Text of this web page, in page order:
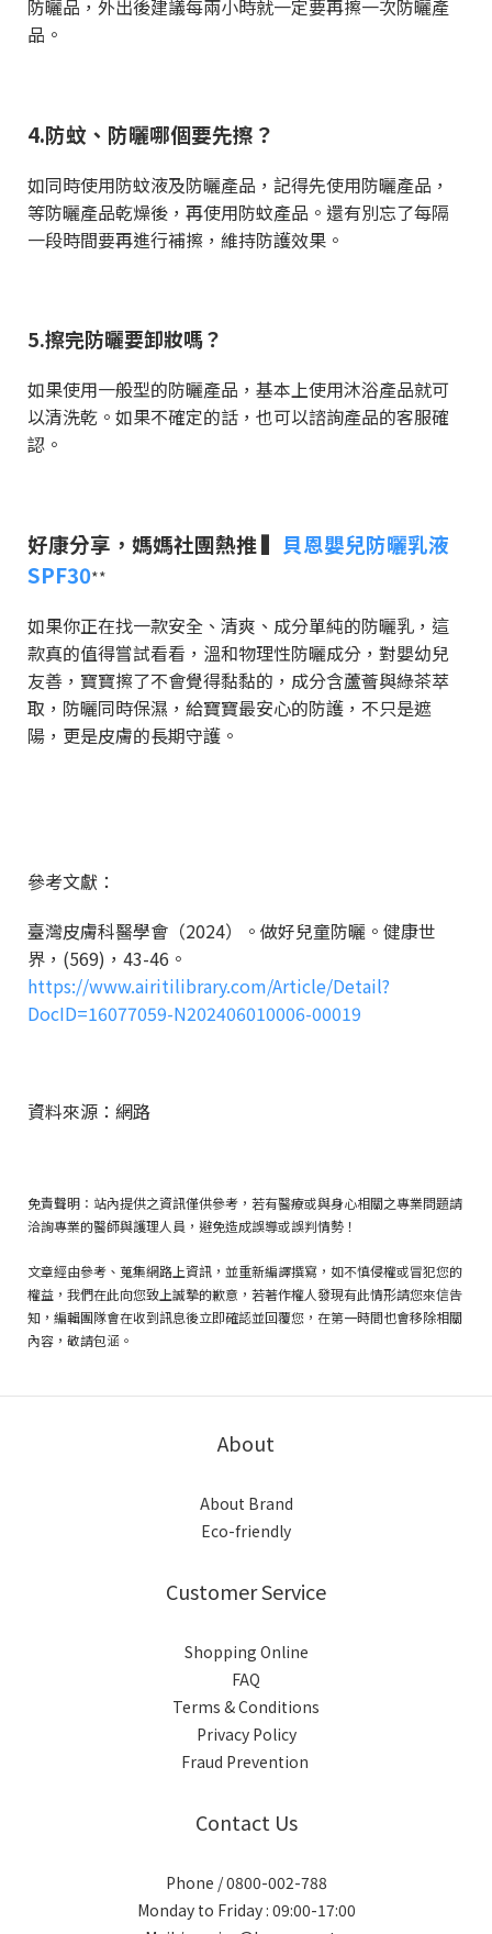
防曬品，外出後建議每兩小時就一定要再擦一次防曬產
品。
4.防蚊、防曬哪個要先擦？
如同時使用防蚊液及防曬產品，記得先使用防曬產品，
等防曬產品乾燥後，再使用防蚊產品。還有別忘了每隔
一段時間要再進行補擦，維持防護效果。
5.擦完防曬要卸妝嗎？
如果使用一般型的防曬產品，基本上使用沐浴產品就可
以清洗乾。如果不確定的話，也可以諮詢產品的客服確
認。
好康分享，媽媽社團熱推 ▍ 貝恩嬰兒防曬乳液
SPF30**
如果你正在找一款安全、清爽、成分單純的防曬乳，這
款真的值得嘗試看看，溫和物理性防曬成分，對嬰幼兒
友善，寶寶擦了不會覺得黏黏的，成分含蘆薈與綠茶萃
取，防曬同時保濕，給寶寶最安心的防護，不只是遮
陽，更是皮膚的長期守護。
參考文獻：
臺灣皮膚科醫學會（2024）。做好兒童防曬。健康世
界， (569) ， 43-46 。
https://www.airitilibrary.com/Article/Detail?
DocID=16077059-N202406010006-00019
資料來源：網路
免責聲明：站內提供之資訊僅供參考，若有醫療或與身心相關之專業問題請
洽詢專業的醫師與護理人員，避免造成誤導或誤判情勢！
文章經由參考、蒐集網路上資訊，並重新編譯撰寫，如不慎侵權或冒犯您的
權益，我們在此向您致上誠摯的歉意，若著作權人發現有此情形請您來信告
知，編輯團隊會在收到訊息後立即確認並回覆您，在第一時間也會移除相關
內容，敬請包涵。
About
About Brand
Eco-friendly
Customer Service
Shopping Online
FAQ
Terms & Conditions
Privacy Policy
Fraud Prevention
Contact Us
Phone / 0800-002-788
Monday to Friday : 09:00-17:00